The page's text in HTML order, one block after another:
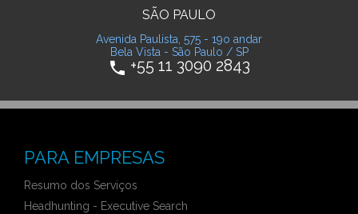
SÃO PAULO
Avenida Paulista, 575 - 19o andar
Bela Vista - São Paulo / SP
phone +55 11 3090 2843
PARA EMPRESAS
Resumo dos Serviços
Headhunting - Executive Search